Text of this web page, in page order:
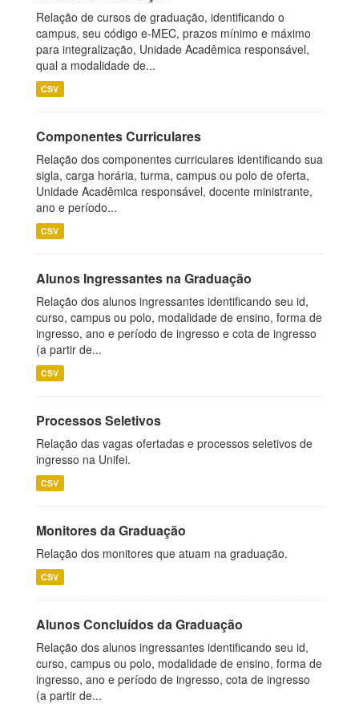
Relação de cursos de graduação, identificando o
campus, seu código e-MEC, prazos mínimo e máximo
para integralização, Unidade Acadêmica responsável,
qual a modalidade de...
CSV
Componentes Curriculares
Relação dos componentes curriculares identificando sua
sigla, carga horária, turma, campus ou polo de oferta,
Unidade Acadêmica responsável, docente ministrante,
ano e período...
CSV
Alunos Ingressantes na Graduação
Relação dos alunos ingressantes identificando seu id,
curso, campus ou polo, modalidade de ensino, forma de
ingresso, ano e período de ingresso e cota de ingresso
(a partir de...
CSV
Processos Seletivos
Relação das vagas ofertadas e processos seletivos de
ingresso na Unifei.
CSV
Monitores da Graduação
Relação dos monitores que atuam na graduação.
CSV
Alunos Concluídos da Graduação
Relação dos alunos ingressantes identificando seu id,
curso, campus ou polo, modalidade de ensino, forma de
ingresso, ano e período de ingresso, cota de ingresso
(a partir de...